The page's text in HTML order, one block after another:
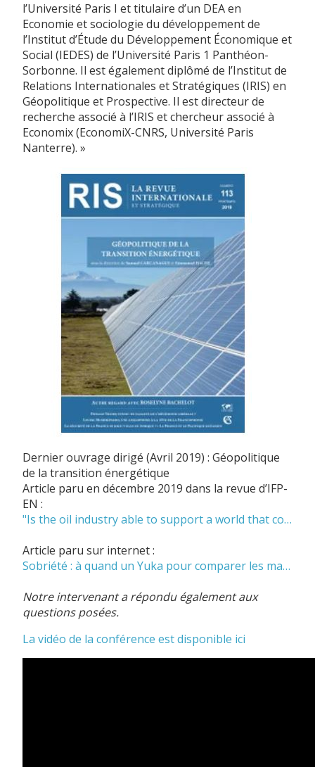
l’Université Paris I et titulaire d’un DEA en
Economie et sociologie du développement de
l’Institut d’Étude du Développement Économique et
Social (IEDES) de l’Université Paris 1 Panthéon-
Sorbonne. Il est également diplômé de l’Institut de
Relations Internationales et Stratégiques (IRIS) en
Géopolitique et Prospective. Il est directeur de
recherche associé à l’IRIS et chercheur associé à
Economix (EconomiX-CNRS, Université Paris
Nanterre). »
Dernier ouvrage dirigé (Avril 2019) : Géopolitique
de la transition énergétique
Article paru en décembre 2019 dans la revue d’IFP-
EN :
"Is the oil industry able to support a world that consumes 105 million barrels of oil per day in 2025 ?"
Article paru sur internet :
Sobriété : à quand un Yuka pour comparer les matériaux dans nos produits ?
Notre intervenant a répondu également aux
questions posées.
La vidéo de la conférence est disponible ici